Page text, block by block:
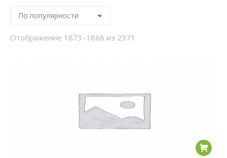
Отображение 1873–1888 из 2371